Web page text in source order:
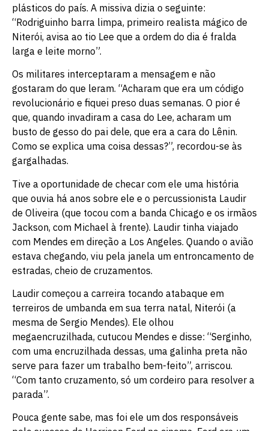
plásticos do país. A missiva dizia o seguinte:
“Rodriguinho barra limpa, primeiro realista mágico de
Niterói, avisa ao tio Lee que a ordem do dia é fralda
larga e leite morno”.
Os militares interceptaram a mensagem e não
gostaram do que leram. “Acharam que era um código
revolucionário e fiquei preso duas semanas. O pior é
que, quando invadiram a casa do Lee, acharam um
busto de gesso do pai dele, que era a cara do Lênin.
Como se explica uma coisa dessas?”, recordou-se às
gargalhadas.
Tive a oportunidade de checar com ele uma história
que ouvia há anos sobre ele e o percussionista Laudir
de Oliveira (que tocou com a banda Chicago e os irmãos
Jackson, com Michael à frente). Laudir tinha viajado
com Mendes em direção a Los Angeles. Quando o avião
estava chegando, viu pela janela um entroncamento de
estradas, cheio de cruzamentos.
Laudir começou a carreira tocando atabaque em
terreiros de umbanda em sua terra natal, Niterói (a
mesma de Sergio Mendes). Ele olhou
megaencruzilhada, cutucou Mendes e disse: “Serginho,
com uma encruzilhada dessas, uma galinha preta não
serve para fazer um trabalho bem-feito”, arriscou.
“Com tanto cruzamento, só um cordeiro para resolver a
parada”.
Pouca gente sabe, mas foi ele um dos responsáveis